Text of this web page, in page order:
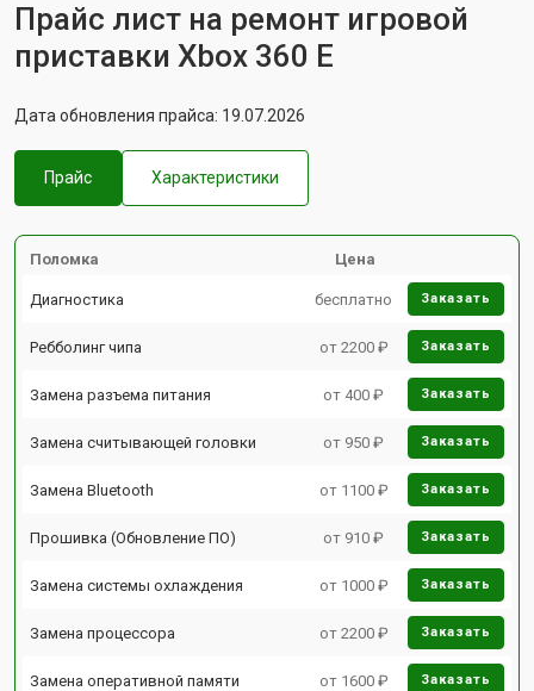
Прайс лист на ремонт игровой
приставки Xbox 360 E
Дата обновления прайса: 19.07.2026
Прайс Характеристики
Поломка Цена
Диагностика бесплатно Заказать
Ребболинг чипа от 2200 ₽ Заказать
Замена разъема питания от 400 ₽ Заказать
Замена считывающей головки от 950 ₽ Заказать
Замена Bluetooth от 1100 ₽ Заказать
Прошивка (Обновление ПО) от 910 ₽ Заказать
Замена системы охлаждения от 1000 ₽ Заказать
Замена процессора от 2200 ₽ Заказать
Замена оперативной памяти от 1600 ₽ Заказать